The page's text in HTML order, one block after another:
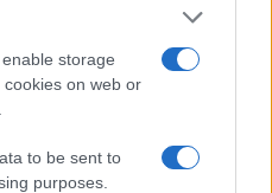
storage
on web or
to be sent to
purposes.
e le tue foto
al numero +39